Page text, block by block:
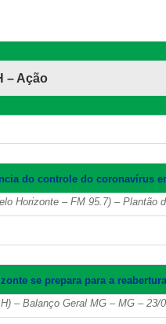
– Ação
do controle do coronavírus
Horizonte – FM 95.7) – Plantão
se prepara para a
– Balanço Geral MG – MG – 23/